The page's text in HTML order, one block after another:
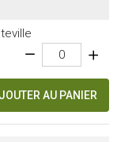
AU PANIER